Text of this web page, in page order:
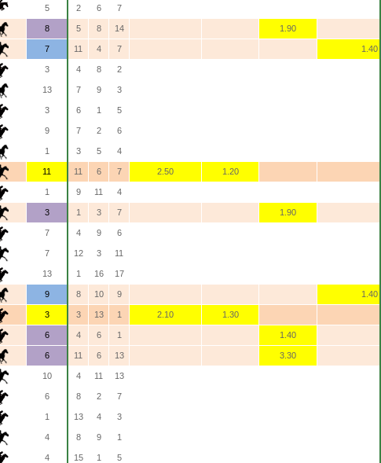
5 2 6 7
8 5 8 14 1.90
7 11 4 7 1.40
3 4 8 2
13 7 9 3
3 6 1 5
9 7 2 6
1 3 5 4
11 11 6 7 2.50 1.20
1 9 11 4
3 1 3 7 1.90
7 4 9 6
7 12 3 11
13 1 16 17
9 8 10 9 1.40
3 3 13 1 2.10 1.30
6 4 6 1 1.40
6 11 6 13 3.30
10 4 11 13
6 8 2 7
1 13 4 3
4 8 9 1
4 15 1 5